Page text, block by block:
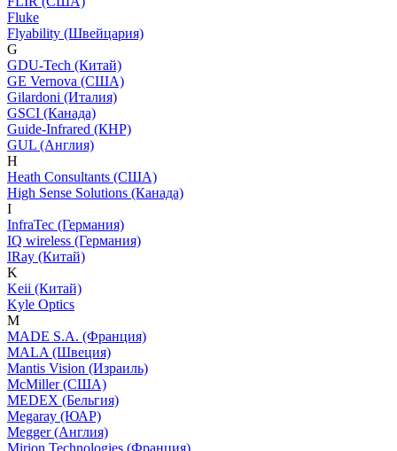
Fluke
Flyability (Швейцария)
G
GDU-Tech (Китай)
GE Vernova (США)
Gilardoni (Италия)
GSCI (Канада)
Guide-Infrared (КНР)
GUL (Англия)
H
Heath Consultants (США)
High Sense Solutions (Канада)
I
InfraTec (Германия)
IQ wireless (Германия)
IRay (Китай)
K
Keii (Китай)
Kyle Optics
M
MADE S.A. (Франция)
MALA (Швеция)
Mantis Vision (Израиль)
McMiller (США)
MEDEX (Бельгия)
Megaray (ЮАР)
Megger (Англия)
Mirion Technologies (Франция)